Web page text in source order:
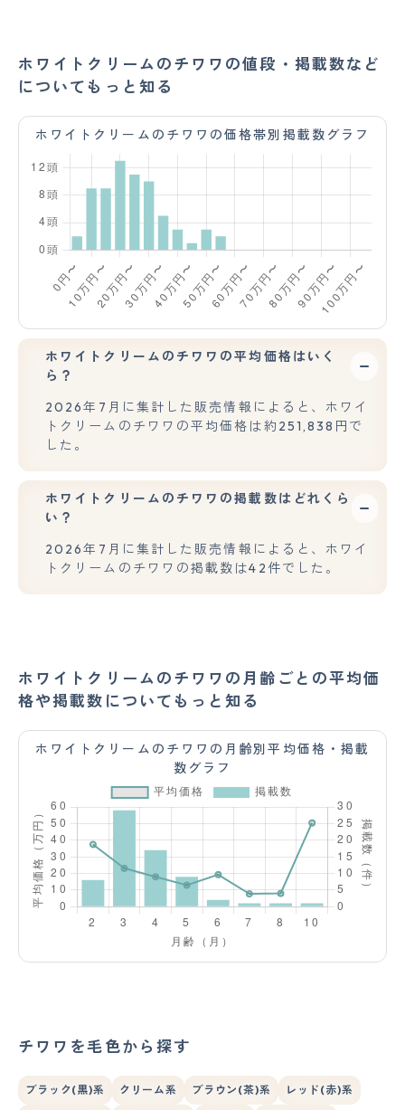
ホワイトクリームのチワワの値段・掲載数など
についてもっと知る
ホワイトクリームのチワワの価格帯別掲載数グラフ
ホワイトクリームのチワワの平均価格はいく
ら？
2026年7月に集計した販売情報によると、ホワイ
トクリームのチワワの平均価格は約251,838円で
した。
ホワイトクリームのチワワの掲載数はどれくら
い？
2026年7月に集計した販売情報によると、ホワイ
トクリームのチワワの掲載数は42件でした。
ホワイトクリームのチワワの月齢ごとの平均価
格や掲載数についてもっと知る
ホワイトクリームのチワワの月齢別平均価格・掲載
数グラフ
チワワを毛色から探す
ブラック(黒)系 クリーム系 ブラウン(茶)系 レッド(赤)系